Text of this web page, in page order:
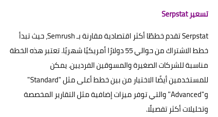
تسعير Serpstat
Serpstat تقدم خططًا أكثر اقتصادية مقارنة بـ Semrush، حيث تبدأ
خطط الاشتراك من حوالي 55 دولارًا أمريكيًا شهريًا. تعتبر هذه الخطة
مناسبة للشركات الصغيرة والمسوقين الفرديين. يمكن
للمستخدمين أيضًا الاختيار من بين خطط أعلى مثل "Standard"
و"Advanced" والتي توفر ميزات إضافية مثل التقارير المخصصة
وتحليلات أكثر تفصيلًا.